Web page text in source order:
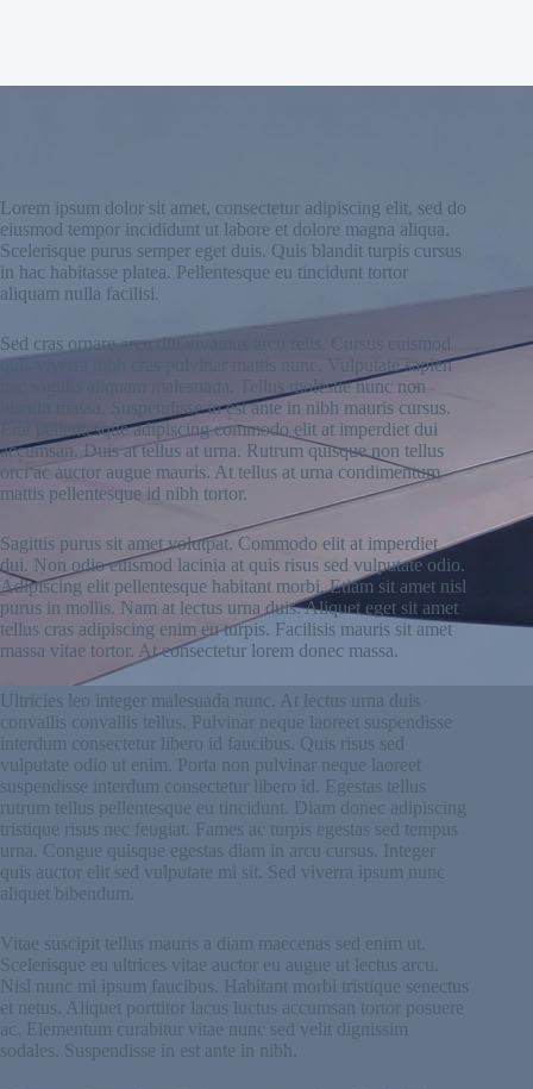
Lorem ipsum dolor sit amet, consectetur adipiscing elit, sed do
eiusmod tempor incididunt ut labore et dolore magna aliqua.
Scelerisque purus semper eget duis. Quis blandit turpis cursus
in hac habitasse platea. Pellentesque eu tincidunt tortor
aliquam nulla facilisi.
Sed cras ornare arcu dui vivamus arcu felis. Cursus euismod
quis viverra nibh cras pulvinar mattis nunc. Vulputate sapien
nec sagittis aliquam malesuada. Tellus molestie nunc non
blandit massa. Suspendisse in est ante in nibh mauris cursus.
Erat pellentesque adipiscing commodo elit at imperdiet dui
accumsan. Duis at tellus at urna. Rutrum quisque non tellus
orci ac auctor augue mauris. At tellus at urna condimentum
mattis pellentesque id nibh tortor.
Sagittis purus sit amet volutpat. Commodo elit at imperdiet
dui. Non odio euismod lacinia at quis risus sed vulputate odio.
Adipiscing elit pellentesque habitant morbi. Etiam sit amet nisl
purus in mollis. Nam at lectus urna duis. Aliquet eget sit amet
tellus cras adipiscing enim eu turpis. Facilisis mauris sit amet
massa vitae tortor. At consectetur lorem donec massa.
Ultricies leo integer malesuada nunc. At lectus urna duis
convallis convallis tellus. Pulvinar neque laoreet suspendisse
interdum consectetur libero id faucibus. Quis risus sed
vulputate odio ut enim. Porta non pulvinar neque laoreet
suspendisse interdum consectetur libero id. Egestas tellus
rutrum tellus pellentesque eu tincidunt. Diam donec adipiscing
tristique risus nec feugiat. Fames ac turpis egestas sed tempus
urna. Congue quisque egestas diam in arcu cursus. Integer
quis auctor elit sed vulputate mi sit. Sed viverra ipsum nunc
aliquet bibendum.
Vitae suscipit tellus mauris a diam maecenas sed enim ut.
Scelerisque eu ultrices vitae auctor eu augue ut lectus arcu.
Nisl nunc mi ipsum faucibus. Habitant morbi tristique senectus
et netus. Aliquet porttitor lacus luctus accumsan tortor posuere
ac. Elementum curabitur vitae nunc sed velit dignissim
sodales. Suspendisse in est ante in nibh.